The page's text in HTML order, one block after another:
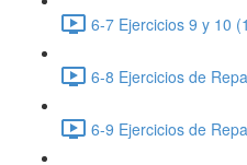
6-7 Ejercicios 9 y 10
6-8 Ejercicios de
6-9 Ejercicios de